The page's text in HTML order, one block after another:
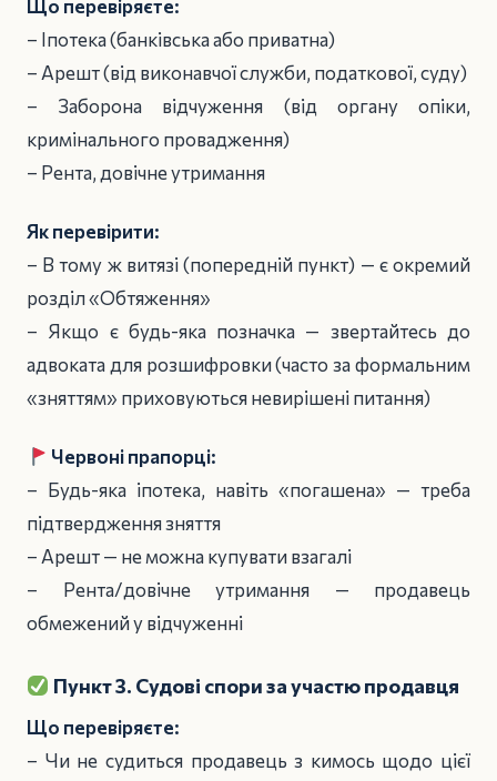
Що перевіряєте:
– Іпотека (банківська або приватна)
– Арешт (від виконавчої служби, податкової, суду)
– Заборона відчуження (від органу опіки,
кримінального провадження)
– Рента, довічне утримання
Як перевірити:
– В тому ж витязі (попередній пункт) — є окремий
розділ «Обтяження»
– Якщо є будь-яка позначка — звертайтесь до
адвоката для розшифровки (часто за формальним
«зняттям» приховуються невирішені питання)
Червоні прапорці:
– Будь-яка іпотека, навіть «погашена» — треба
підтвердження зняття
– Арешт — не можна купувати взагалі
– Рента/довічне утримання — продавець
обмежений у відчуженні
Пункт 3. Судові спори за участю продавця
Що перевіряєте:
– Чи не судиться продавець з кимось щодо цієї